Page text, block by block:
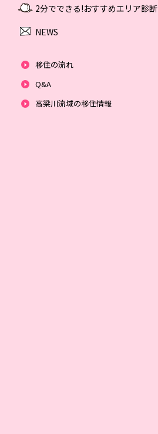
2分でできる!おすすめエリア診断
NEWS
移住の流れ
Q&A
高梁川流域の移住情報